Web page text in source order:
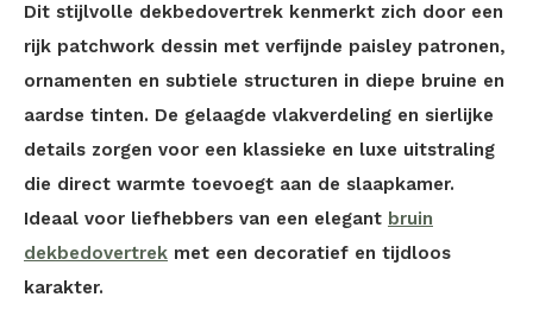
Dit stijlvolle dekbedovertrek kenmerkt zich door een
rijk patchwork dessin met verfijnde paisley patronen,
ornamenten en subtiele structuren in diepe bruine en
aardse tinten. De gelaagde vlakverdeling en sierlijke
details zorgen voor een klassieke en luxe uitstraling
die direct warmte toevoegt aan de slaapkamer.
Ideaal voor liefhebbers van een elegant bruin
dekbedovertrek met een decoratief en tijdloos
karakter.